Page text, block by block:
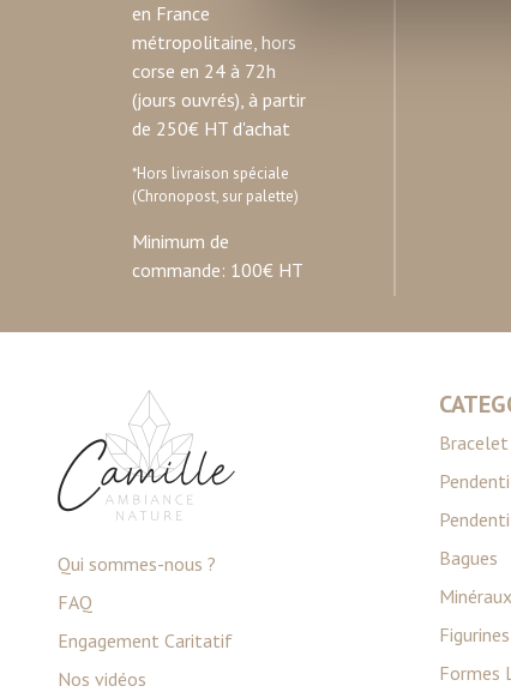
. Vous pouvez
Les cookies nous
sociaux et d'analyser
en France
métropolitaine, hors
corse en 24 à 72h
(jours ouvrés), à partir
de 250€ HT d'achat
*Hors livraison spéciale
(Chronopost, sur palette)
Minimum de
commande: 100€ HT
Qui sommes-nous ?
FAQ
Engagement Caritatif
Nos vidéos
Bracelet
Bagues
Minéraux
Figurines
Formes